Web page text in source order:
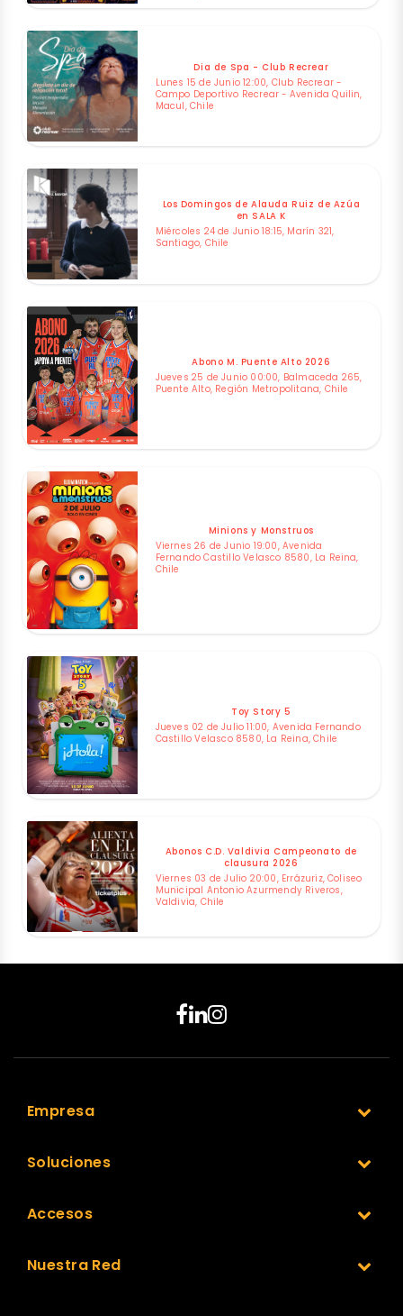
Dia de Spa - Club Recrear
Lunes 15 de Junio 12:00, Club Recrear -
Campo Deportivo Recrear - Avenida Quilin,
Macul, Chile
Los Domingos de Alauda Ruiz de Azúa
en SALA K
Miércoles 24 de Junio 18:15, Marín 321,
Santiago, Chile
Abono M. Puente Alto 2026
Jueves 25 de Junio 00:00, Balmaceda 265,
Puente Alto, Región Metropolitana, Chile
Minions y Monstruos
Viernes 26 de Junio 19:00, Avenida
Fernando Castillo Velasco 8580, La Reina,
Chile
Toy Story 5
Jueves 02 de Julio 11:00, Avenida Fernando
Castillo Velasco 8580, La Reina, Chile
Abonos C.D. Valdivia Campeonato de
clausura 2026
Viernes 03 de Julio 20:00, Errázuriz, Coliseo
Municipal Antonio Azurmendy Riveros,
Valdivia, Chile
Empresa
Soluciones
Accesos
Nuestra Red